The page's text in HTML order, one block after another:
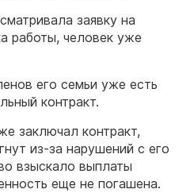
заявку на
работы, человек уже
его семьи уже есть
контракт.
заключал контракт,
из-за нарушений с его
взыскало выплаты
еще не погашена.